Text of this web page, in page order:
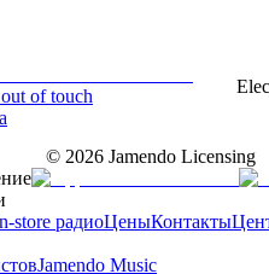
of touch
© 2026 Jamendo Licensing
store радиоЦеныКонтакты
Jamendo Music